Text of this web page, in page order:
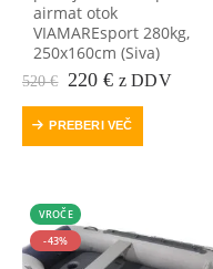
airmat otok
VIAMAREsport 280kg,
250x160cm (Siva)
520€ Prvotna
je
220€Trenutna
je:
z DDV
PREBERI VEČ
VROČE
-43%